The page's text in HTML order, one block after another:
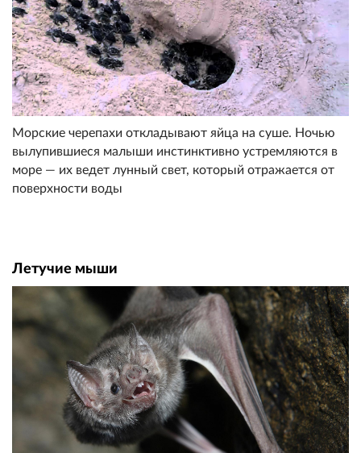
Морские черепахи откладывают яйца на суше. Ночью
вылупившиеся малыши инстинктивно устремляются в
море — их ведет лунный свет, который отражается от
поверхности воды
Летучие мыши